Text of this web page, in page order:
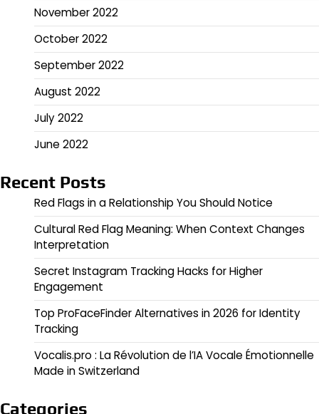
November 2022
October 2022
September 2022
August 2022
July 2022
June 2022
Recent Posts
Red Flags in a Relationship You Should Notice
Cultural Red Flag Meaning: When Context Changes
Interpretation
Secret Instagram Tracking Hacks for Higher
Engagement
Top ProFaceFinder Alternatives in 2026 for Identity
Tracking
Vocalis.pro : La Révolution de l’IA Vocale Émotionnelle
Made in Switzerland
Categories